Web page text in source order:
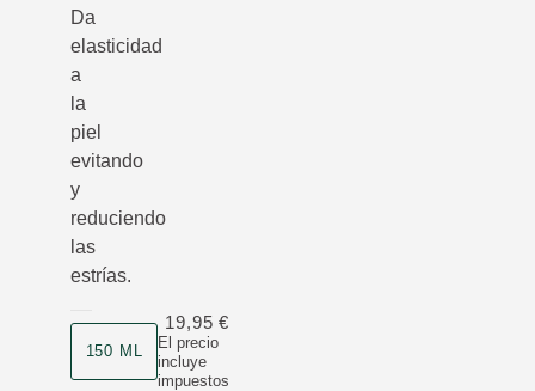
Da
elasticidad
a
la
piel
evitando
y
reduciendo
las
estrías.
150 ML
El precio
incluye
impuestos
19,95 €